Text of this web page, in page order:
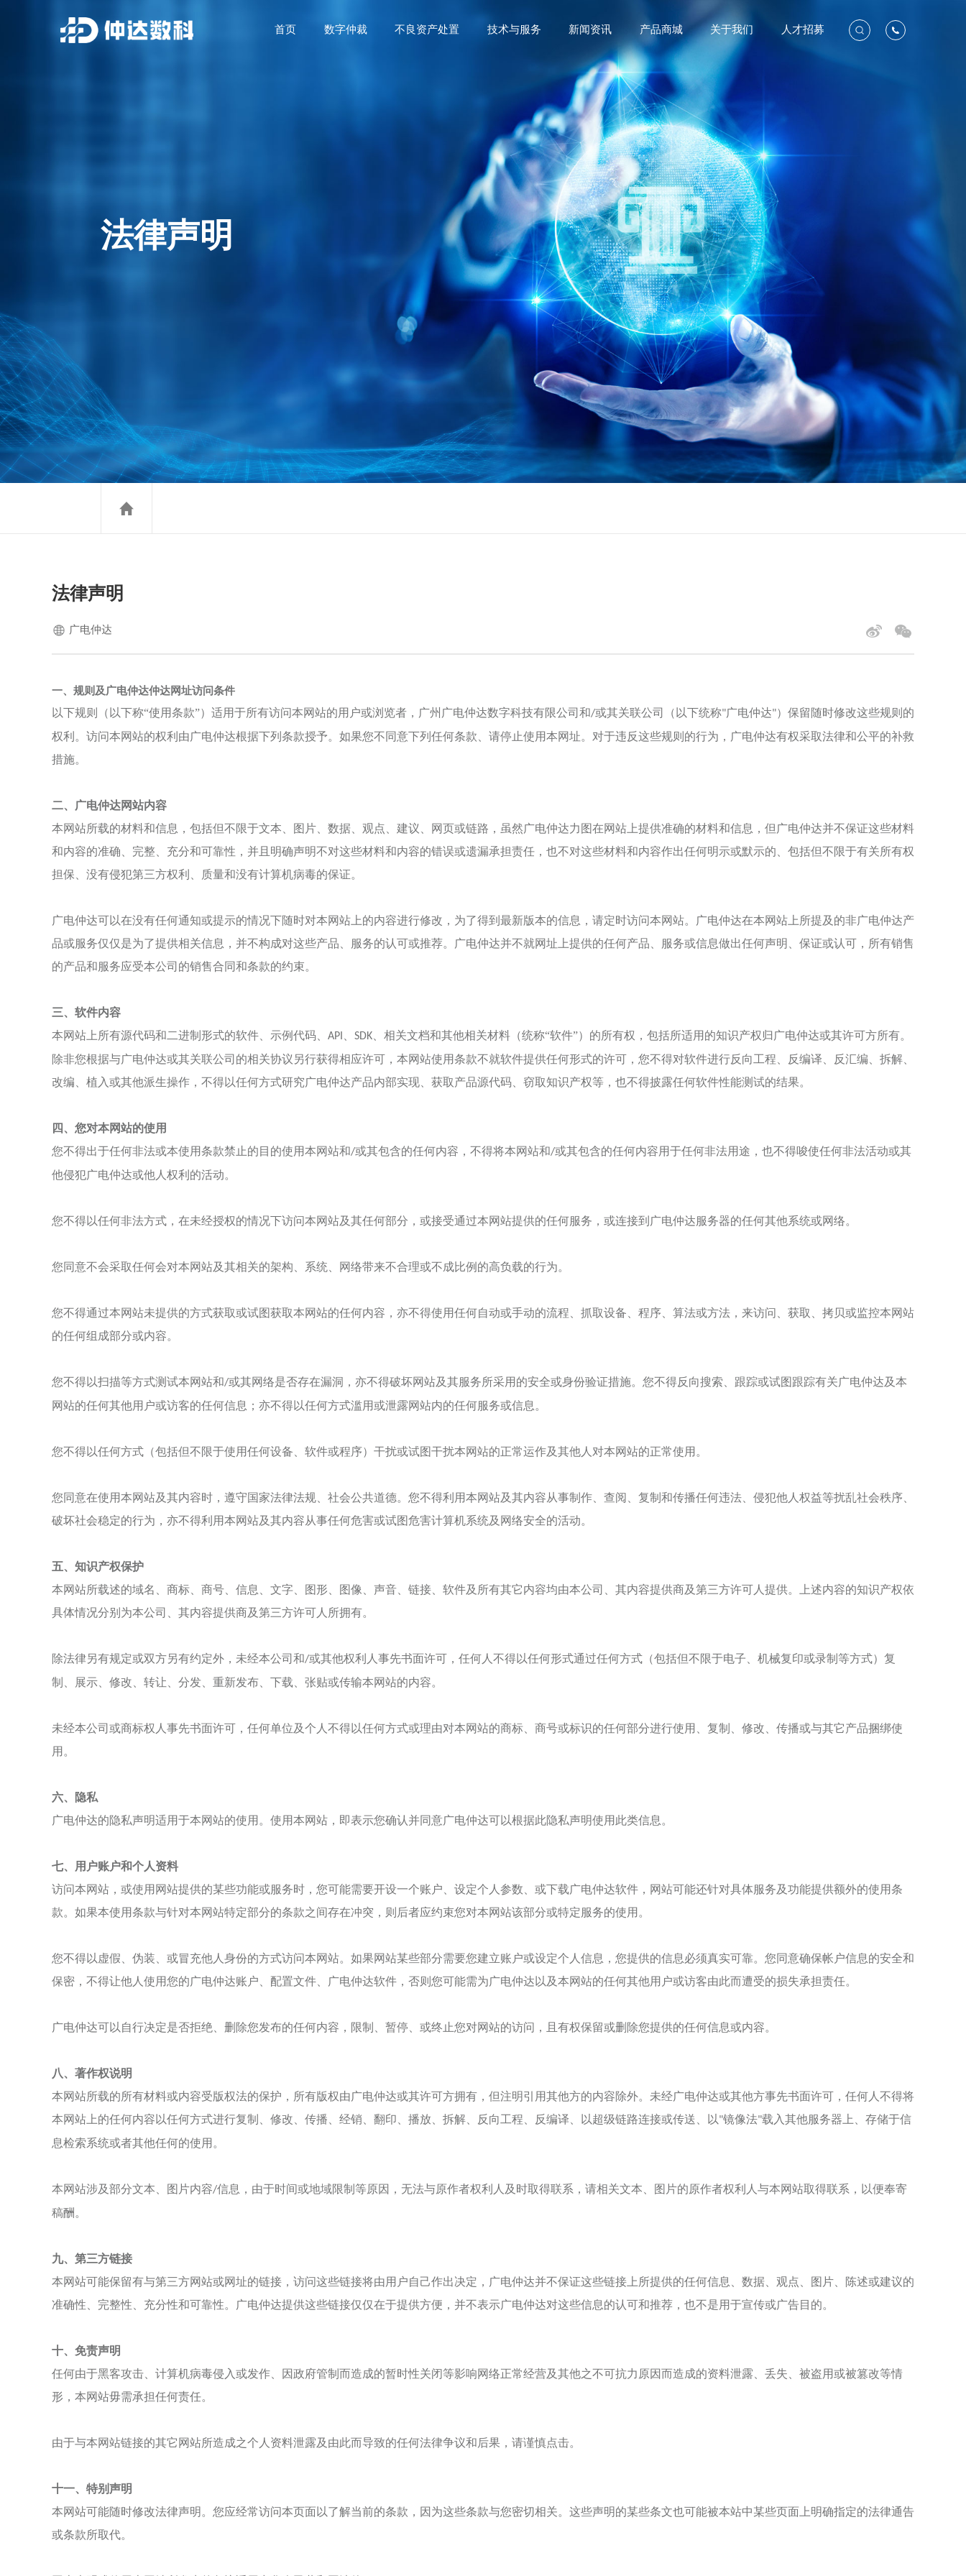
首页 数字仲裁 不良资产处置 技术与服务 新闻资讯 产品商城 关于我们 人才招募
法律声明
法律声明
广电仲达
一、 规则及 广电仲达仲达网址访问条件
以下规则（以下称“使用条款”）适用于所有访问本网站的用户或浏览者， 广州广电仲达数字科技有限公司和/或其关联公司（以下统称"广电仲达"）保留随时修改这些规则的
权利。访问本网站的权利由广电仲达根据下列条款授予。如果您不同意下列任何条款、请停止使用本网址。对于违反这些规则的行为， 广电仲达有权采取法律和公平的补救
措施。
二、 广电仲达网站内容
本网站所载的材料和信息，包括但不限于文本、图片、数据、观点、建议、网页或链路，虽然广电仲达力图在网站上提供准确的材料和信息，但 广电仲达并不保证这些材料
和内容的准确、完整、充分和可靠性，并且明确声明不对这些材料和内容的错误或遗漏承担责任，也不对这些材料和内容作出任何明示或默示的、包括但不限于有关所有权
担保、没有侵犯第三方权利、质量和没有计算机病毒的保证。
广电仲达可以在没有任何通知或提示的情况下随时对本网站上的内容进行修改，为了得到最新版本的信息，请定时访问本网站。 广电仲达在本网站上所提及的非广电仲达产
品或服务仅仅是为了提供相关信息，并不构成对这些产品、服务的认可或推荐。
广电仲达并不就网址上提供的任何产品、服务或信息做出任何声明、保证或认可，所有销售
的产品和服务应受本公司的销售合同和条款的约束。
三、 软件内容
本网站上所有源代码和二进制形式的软件、示例代码、 API SDK 、相关文档和其他相关材料（统称“软件”）的所有权，包括所适用的知识产权归 广电仲达或其许可方所有。
除非您根据与广电仲达或其关联公司的相关协议另行获得相应许可，本网站使用条款不就软件提供任何形式的许可，您不得对软件进行反向工程、反编译、反汇编、拆解、
改编、植入或其他派生操作，不得以任何方式研究广电仲达产品内部实现、获取产品源代码、窃取知识产权等，也不得披露任何软件性能测试的结果。
四、 您对本网站的使用
您不得出于任何非法或本使用条款禁止的目的使用本网站和/或其包含的任何内容，不得将本网站和/或其包含的任何内容用于任何非法用途，也不得唆使任何非法活动或其
他侵犯广电仲达或他人权利的活动。
您不得以任何非法方式，在未经授权的情况下访问本网站及其任何部分，或接受通过本网站提供的任何服务，或连接到 广电仲达服务器的任何其他系统或网络。
您同意不会采取任何会对本网站及其相关的架构、系统、网络带来不合理或不成比例的高负载的行为。
您不得通过本网站未提供的方式获取或试图获取本网站的任何内容，亦不得使用任何自动或手动的流程、抓取设备、程序、算法或方法，来访问、获取、拷贝或监控本网站
的任何组成部分或内容。
您不得以扫描等方式测试本网站和/或其网络是否存在漏洞，亦不得破坏网站及其服务所采用的安全或身份验证措施。您不得反向搜索、跟踪或试图跟踪有关广电仲达及本
网站的任何其他用户或访客的任何信息；亦不得以任何方式滥用或泄露网站内的任何服务或信息。
您不得以任何方式（包括但不限于使用任何设备、软件或程序）干扰或试图干扰本网站的正常运作及其他人对本网站的正常使用。
您同意在使用本网站及其内容时，遵守国家法律法规、社会公共道德。您不得利用本网站及其内容从事制作、查阅、复制和传播任何违法、侵犯他人权益等扰乱社会秩序、
破坏社会稳定的行为，亦不得利用本网站及其内容从事任何危害或试图危害计算机系统及网络安全的活动。
五、知识产权保护
本网站所载述的域名、商标、商号、信息、文字、图形、图像、声音、链接、软件及所有其它内容均由本公司、其内容提供商及第三方许可人提供。上述内容的知识产权依
具体情况分别为本公司、其内容提供商及第三方许可人所拥有。
除法律另有规定或双方另有约定外，未经本公司和/或其他权利人事先书面许可，任何人不得以任何形式通过任何方式（包括但不限于电子、机械复印或录制等方式）复
制、展示、修改、转让、分发、重新发布、下载、张贴或传输本网站的内容。
未经本公司或商标权人事先书面许可，任何单位及个人不得以任何方式或理由对本网站的商标、商号或标识的任何部分进行使用、复制、修改、传播或与其它产品捆绑使
用。
六、
隐私
广电仲达的隐私声明适用于本网站的使用。使用本网站，即表示您确认并同意广电仲达可以根据此隐私声明使用此类信息。
七、
用户账户和个人资料
访问本网站，或使用网站提供的某些功能或服务时，您可能需要开设一个账户、设定个人参数、或下载广电仲达软件，网站可能还针对具体服务及功能提供额外的使用条
款。如果本使用条款与针对本网站特定部分的条款之间存在冲突，则后者应约束您对本网站该部分或特定服务的使用。
您不得以虚假、伪装、或冒充他人身份的方式访问本网站。如果网站某些部分需要您建立账户或设定个人信息，您提供的信息必须真实可靠。您同意确保帐户信息的安全和
保密，不得让他人使用您的广电仲达账户、配置文件、 广电仲达软件，否则您可能需为广电仲达 以及本网站的任何其他用户或访客由此而遭受的损失承担责任。
广电仲达可以自行决定是否拒绝、删除您发布的任何内容，限制、暂停、或终止您对网站的访问，且有权保留或删除您提供的任何信息或内容。
八、 著作权说明
本网站所载的所有材料或内容受版权法的保护，所有版权由广电仲达或其许可方拥有，但注明引用其他方的内容除外。未经广电仲达或其他方事先书面许可，任何人不得将
本网站上的任何内容以任何方式进行复制、修改、传播、经销、翻印、播放、拆解、反向工程、反编译、以超级链路连接或传送、以"镜像法"载入其他服务器上、存储于信
息检索系统或者其他任何的使用。
本网站涉及部分文本、图片内容/信息，由于时间或地域限制等原因，无法与原作者权利人及时取得联系，请相关文本、图片的原作者权利人与本网站取得联系，以便奉寄
稿酬。
九、 第三方链接
本网站可能保留有与第三方网站或网址的链接，访问这些链接将由用户自己作出决定， 广电仲达并不保证这些链接上所提供的任何信息、数据、观点、图片、陈述或建议的
准确性、完整性、充分性和可靠性。
广电仲达提供这些链接仅仅在于提供方便，并不表示广电仲达对这些信息的认可和推荐，也不是用于宣传或广告目的。
十、 免责声明
任何由于黑客攻击、计算机病毒侵入或发作、因政府管制而造成的暂时性关闭等影响网络正常经营及其他之不可抗力原因而造成的资料泄露、丢失、被盗用或被篡改等情
形 ，本网站毋需承担任何责任。
由于与本网站链接的其它网站所造成之个人资料泄露及由此而导致的任何法律争议和后果，请谨慎点击。
十一、特别声明
本网站可能随时修改法律声明。您应经常访问本页面以了解当前的条款，因为这些条款与您密切相关。这些声明的某些条文也可能被本站中某些页面上明确指定的法律通告
或条款所取代。